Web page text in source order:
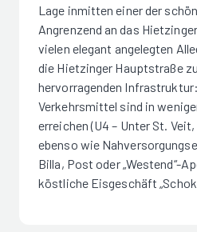
Lage inmitten einer der
Angrenzend an das
vielen elegant angelegten
die Hietzinger Hauptstraße
hervorragenden
Verkehrsmittel sind in
erreichen (U4 – Unter St.
ebenso wie
Billa, Post oder „Westend“-
köstliche Eisgeschäft